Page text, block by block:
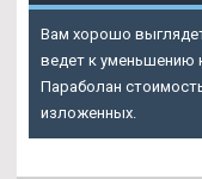
Вам хорошо
ведет к уменьшению
Параболан
изложенных.